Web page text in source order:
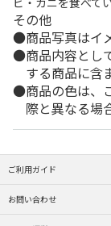
その他
商品写真はイ
商品内容とし
する商品に含
商品の色は、
際と異なる場
ご利用ガイド
お問い合わせ